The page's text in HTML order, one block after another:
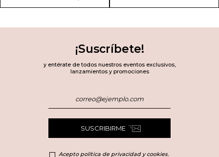
¡Suscríbete!
y entérate de todos nuestros eventos exclusivos,
lanzamientos y promociones
SUSCRIBIRME
Acepto política de privacidad y cookies.